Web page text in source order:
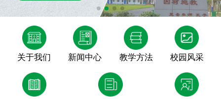
关于我们 新闻中心 教学方法 校园风采